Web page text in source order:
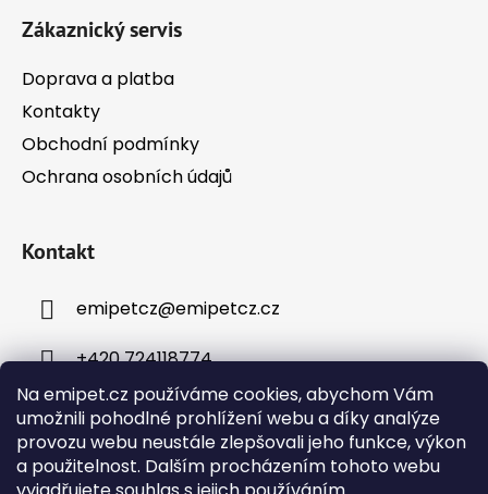
Na emipet.cz používáme cookies, abychom Vám
umožnili pohodlné prohlížení webu a díky analýze
provozu webu neustále zlepšovali jeho funkce, výkon
a použitelnost. Dalším procházením tohoto webu
Zákaznický servis
Doprava a platba
Kontakty
Obchodní podmínky
Ochrana osobních údajů
Kontakt
emipetcz@emipetcz.cz
+420 724118774